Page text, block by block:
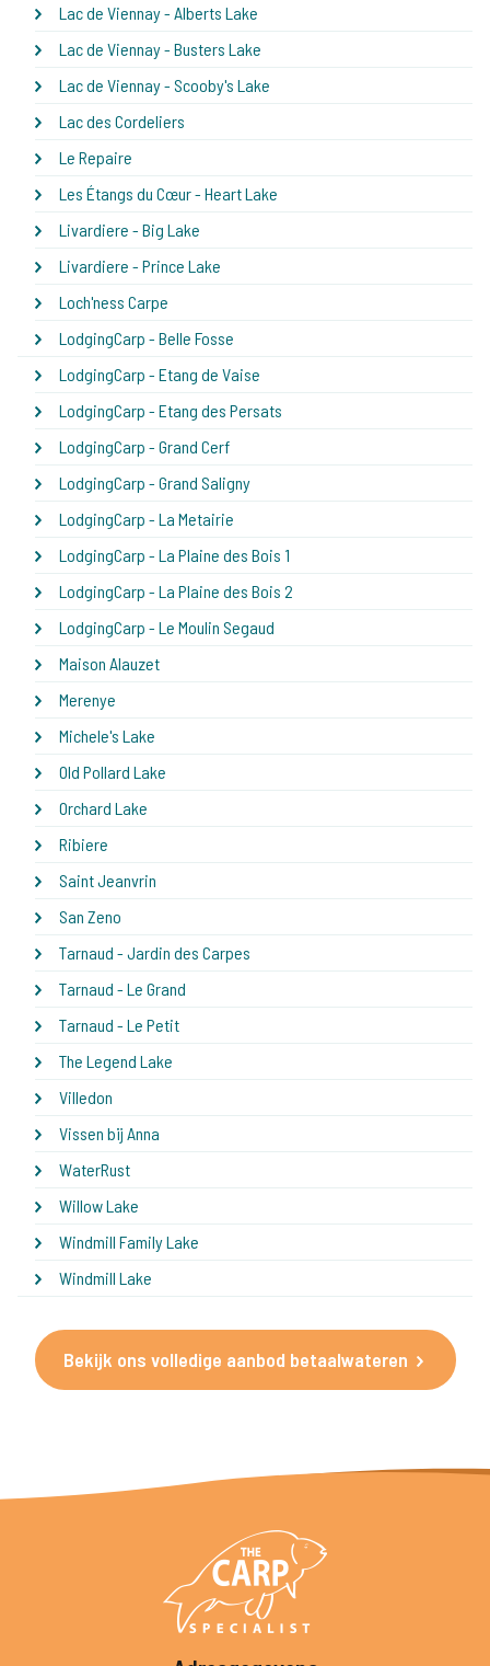
Lac de Viennay - Alberts Lake
Lac de Viennay - Busters Lake
Lac de Viennay - Scooby's Lake
Lac des Cordeliers
Le Repaire
Les Étangs du Cœur - Heart Lake
Livardiere - Big Lake
Livardiere - Prince Lake
Loch'ness Carpe
LodgingCarp - Belle Fosse
LodgingCarp - Etang de Vaise
LodgingCarp - Etang des Persats
LodgingCarp - Grand Cerf
LodgingCarp - Grand Saligny
LodgingCarp - La Metairie
LodgingCarp - La Plaine des Bois 1
LodgingCarp - La Plaine des Bois 2
LodgingCarp - Le Moulin Segaud
Maison Alauzet
Merenye
Michele's Lake
Old Pollard Lake
Orchard Lake
Ribiere
Saint Jeanvrin
San Zeno
Tarnaud - Jardin des Carpes
Tarnaud - Le Grand
Tarnaud - Le Petit
The Legend Lake
Villedon
Vissen bij Anna
WaterRust
Willow Lake
Windmill Family Lake
Windmill Lake
Bekijk ons volledige aanbod betaalwateren